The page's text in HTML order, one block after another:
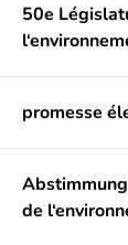
50e
promesse
de